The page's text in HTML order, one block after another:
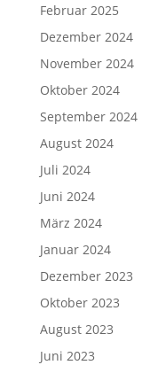
Februar 2025
Dezember 2024
November 2024
Oktober 2024
September 2024
August 2024
Juli 2024
Juni 2024
März 2024
Januar 2024
Dezember 2023
Oktober 2023
August 2023
Juni 2023